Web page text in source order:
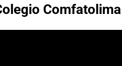
Comfatolima